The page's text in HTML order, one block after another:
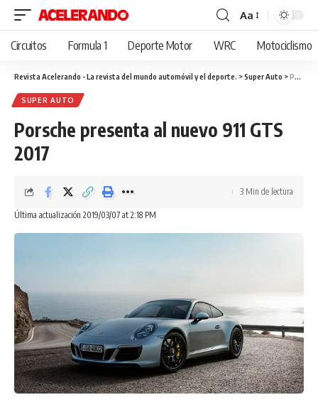
Cambiar
tamaño
fuente
Aa
Circuitos Formula 1 Deporte Motor WRC Motociclismo
Revista Acelerando - La revista del mundo automóvil y el deporte. >Super Auto >Porsche presenta al nuevo 911 GTS 2017
SUPER AUTO
Porsche presenta al nuevo 911 GTS
2017
Última actualización 2019/03/07 at 2:18 PM
3 Min de lectura